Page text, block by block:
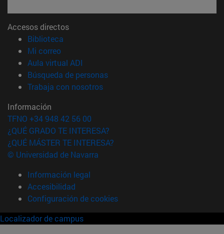
Accesos directos
Biblioteca
Mi correo(abre en nueva ventana)
Aula virtual ADI
Búsqueda de personas(abre en nueva ventana)
Trabaja con nosotros(abre en nueva ventana)
Información
TFNO +34 948 42 56 00
¿QUÉ GRADO TE INTERESA?
¿QUÉ MÁSTER TE INTERESA?
© Universidad de Navarra
Información legal
Accesibilidad
Configuración de cookies
Localizador de campus